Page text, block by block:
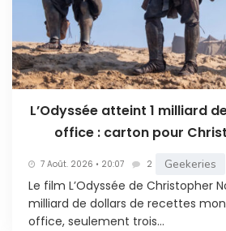
L’Odyssée atteint 1 milliard
office : carton pour
7 Août. 2026 • 20:07 2 Geekeries
Le film L’Odyssée de Christopher
milliard de dollars de recettes
office, seulement trois...